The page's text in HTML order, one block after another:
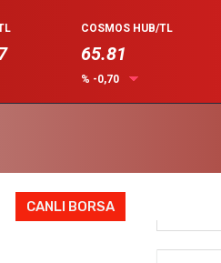
COSMOS HUB/TL
65.81
% -0,70
CANLI BORSA